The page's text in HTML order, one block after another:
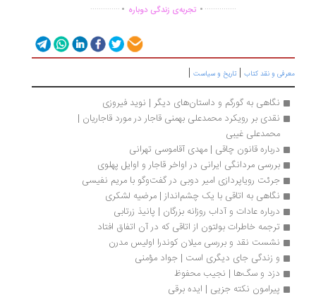
............... تجربه‌ی زندگی دوباره ..............
و نقد کتاب|تاریخ و سیاست |
نگاهی به گورگم و داستان‌های دیگر | نوید فیروزی
نقدی بر رویکرد محمدعلی بهمنی قاجار در مورد قاجاریان |
محمدعلی غیبی
درباره قانون چاقی | مهدی آقاموسی تهرانی
بررسی مردانگی ایرانی در اواخر قاجار و اوایل پهلوی
جرئت رویاپردازی امیر دوبی در گفت‌وگو با مریم نفیسی
نگاهی به اتاقی با یک چشم‌انداز | مرضیه لشکری
درباره عادات و آداب روزانه بزرگان | پانیذ زرتابی
ترجمه خاطرات بولتون از اتاقی که در آن اتفاق افتاد
نشست نقد و بررسی میلان کوندرا اولیس مدرن
و زندگی جای دیگری است | جواد مؤمنی
دزد و سگ‌ها | نجیب محفوظ
پیرامون نکته جزیی | ایده برقی